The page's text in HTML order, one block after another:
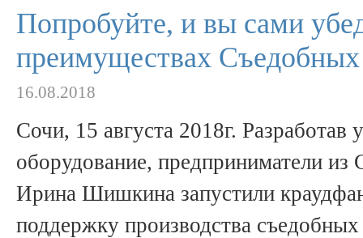
Попробуйте, и вы сами
преимуществах Съедобных
16.08.2018
Сочи, 15 августа 2018г. Разработав
оборудование, предприниматели из
Ирина Шишкина запустили
поддержку производства